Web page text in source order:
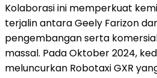
Kolaborasi ini memperkuat
terjalin antara Geely Farizon
pengembangan serta
massal. Pada Oktober 2024,
meluncurkan Robotaxi GXR